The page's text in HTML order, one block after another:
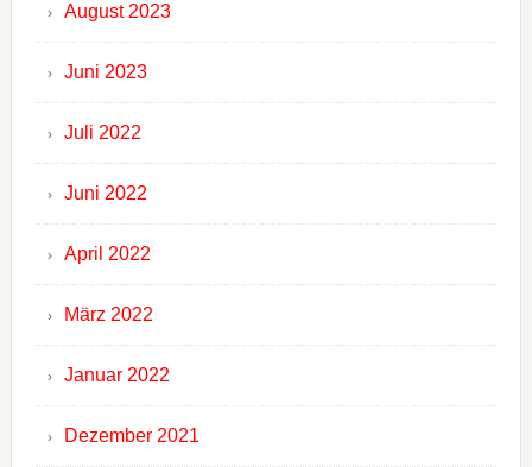
August 2023
Juni 2023
Juli 2022
Juni 2022
April 2022
März 2022
Januar 2022
Dezember 2021